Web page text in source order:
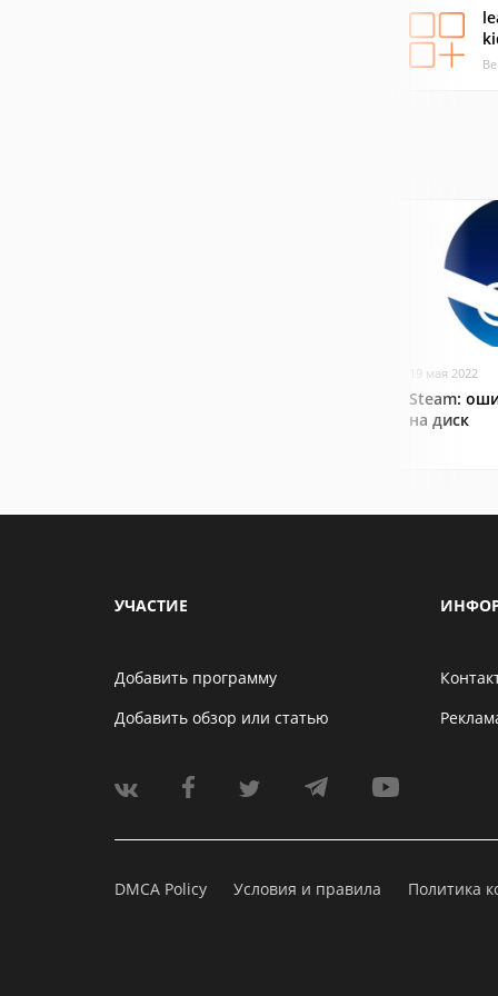
19 мая 2022
Steam:
на диск
УЧАСТИЕ
Добавить программу
Добавить обзор или статью
DMCA Policy Условия и правила Политика